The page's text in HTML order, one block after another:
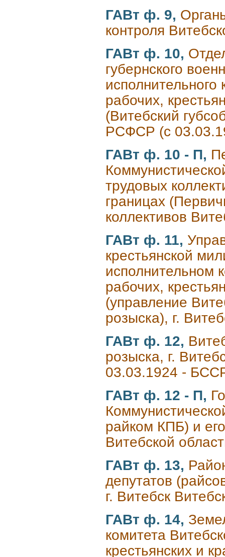
ГАВт ф. 9,
контроля
ГАВт ф. 10,
губернского
исполнительного
рабочих,
(Витебский
РСФСР (с
ГАВт ф. 10 - П,
трудовых
границах
коллективов
ГАВт ф. 11,
крестьянской
исполнительном
рабочих,
(управление
розыска), г.
ГАВт ф. 12,
розыска, г.
03.03.1924 -
ГАВт ф. 12 - П,
райком КПБ) и
Витебской
ГАВт ф. 13,
депутатов
г. Витебск
ГАВт ф. 14,
комитета
крестьянских и